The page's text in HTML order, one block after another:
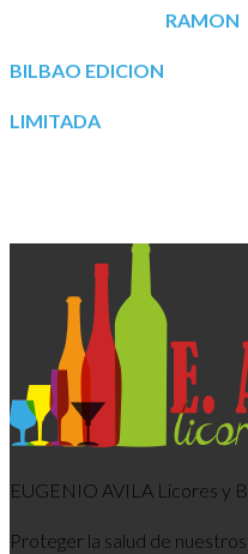
RAMON
BILBAO EDICION
LIMITADA
EUGENIO AVILA Licores y
Proteger la salud de